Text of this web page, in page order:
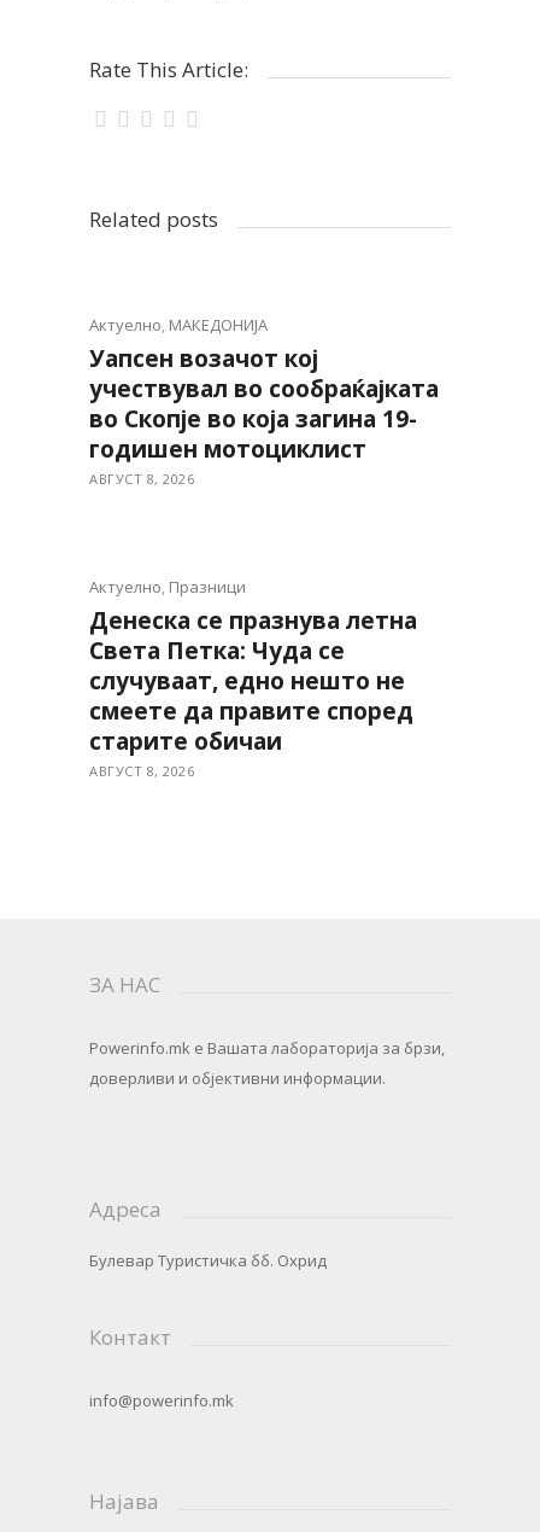
Rate This Article:
Related posts
Актуелно, МАКЕДОНИЈА
Уапсен возачот кој
учествувал во сообраќајката
во Скопје во која загина 19-
годишен мотоциклист
АВГУСТ 8, 2026
Актуелно, Празници
Денеска се празнува летна
Света Петка: Чуда се
случуваат, едно нешто не
смеете да правите според
старите обичаи
АВГУСТ 8, 2026
ЗА НАС
Powerinfo.mk e Вашата лабораторија за брзи,
доверливи и објективни информации.
Адреса
Булевар Туристичка бб. Охрид
Контакт
info@powerinfo.mk
Најава